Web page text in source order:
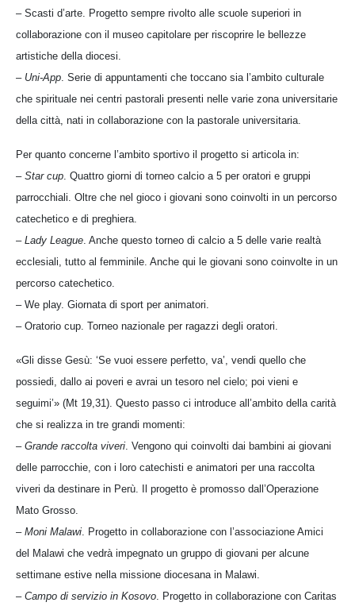
– Scasti d’arte. Progetto sempre rivolto alle scuole superiori in
collaborazione con il museo capitolare per riscoprire le bellezze
artistiche della diocesi.
– Uni-App . Serie di appuntamenti che toccano sia l’ambito culturale
che spirituale nei centri pastorali presenti nelle varie zona universitarie
della città, nati in collaborazione con la pastorale universitaria.
Per quanto concerne l’ambito sportivo il progetto si articola in:
– Star cup . Quattro giorni di torneo calcio a 5 per oratori e gruppi
parrocchiali. Oltre che nel gioco i giovani sono coinvolti in un percorso
catechetico e di preghiera.
– Lady League . Anche questo torneo di calcio a 5 delle varie realtà
ecclesiali, tutto al femminile. Anche qui le giovani sono coinvolte in un
percorso catechetico.
– We play. Giornata di sport per animatori.
– Oratorio cup. Torneo nazionale per ragazzi degli oratori.
«Gli disse Gesù: ‘Se vuoi essere perfetto, va’, vendi quello che
possiedi, dallo ai poveri e avrai un tesoro nel cielo; poi vieni e
seguimi’» (Mt 19,31). Questo passo ci introduce all’ambito della carità
che si realizza in tre grandi momenti:
– Grande raccolta viveri . Vengono qui coinvolti dai bambini ai giovani
delle parrocchie, con i loro catechisti e animatori per una raccolta
viveri da destinare in Perù. Il progetto è promosso dall’Operazione
Mato Grosso.
– Moni Malawi . Progetto in collaborazione con l’associazione Amici
del Malawi che vedrà impegnato un gruppo di giovani per alcune
settimane estive nella missione diocesana in Malawi.
– Campo di servizio in Kosovo . Progetto in collaborazione con Caritas